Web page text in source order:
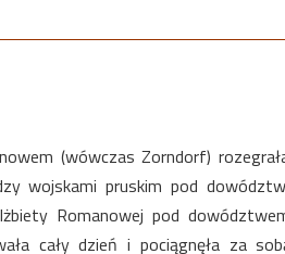
(wówczas Zorndorf)
wojskami pruskim pod
Romanowej pod
cały dzień i pociągnęła za